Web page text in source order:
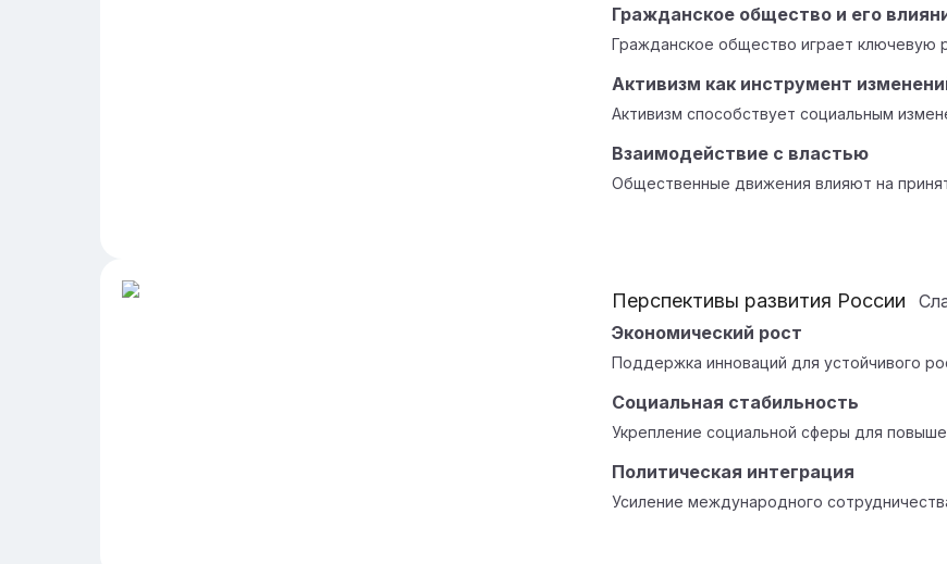
Гражданское общество и его
Гражданское общество играет ключевую
Активизм как инструмент
Активизм способствует социальным
Взаимодействие с властью
Общественные движения влияют на
Перспективы развития России
Экономический рост
Поддержка инноваций для устойчивого
Социальная стабильность
Укрепление социальной сферы для
Политическая интеграция
Усиление международного